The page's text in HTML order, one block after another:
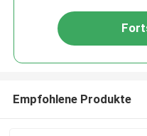
Empfohlene Produkte